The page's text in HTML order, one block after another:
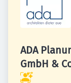
ADA
GmbH &